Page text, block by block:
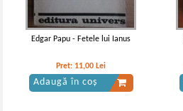
Edgar Papu - Fetele lui Ianus
Pret: 11,00 Lei
Adaugă în coș